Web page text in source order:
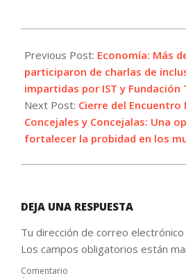
12-
04
Previous Post: Economía: Más
participaron de charlas de
impartidas por IST y Fundación
Next Post: Cierre del Encuentro
Concejales y Concejalas: Una
fortalecer la probidad en los
DEJA UNA RESPUESTA
Tu dirección de correo electrónico
Los campos obligatorios están
Comentario